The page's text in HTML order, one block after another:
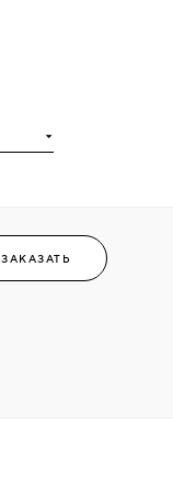
ЗАКАЗАТЬ